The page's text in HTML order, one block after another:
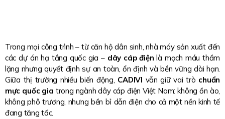
Trong mọi công trình – từ căn hộ dân sinh, nhà máy sản xuất đến
các dự án hạ tầng quốc gia – dây cáp điện là mạch máu thầm
lặng nhưng quyết định sự an toàn, ổn định và bền vững dài hạn.
Giữa thị trường nhiều biến động, CADIVI vẫn giữ vai trò chuẩn
mực quốc gia trong ngành dây cáp điện Việt Nam: không ồn ào,
không phô trương, nhưng bền bỉ dẫn điện cho cả một nền kinh tế
đang tăng tốc.